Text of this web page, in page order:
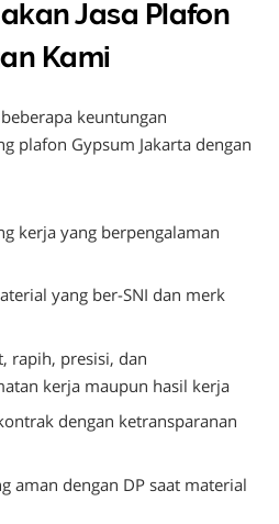
Jasa Plafon
Kami
keuntungan
plafon Gypsum Jakarta dengan
kerja yang berpengalaman
yang ber-SNI dan merk
rapih, presisi, dan
kerja maupun hasil kerja
dengan ketransparanan
aman dengan DP saat material